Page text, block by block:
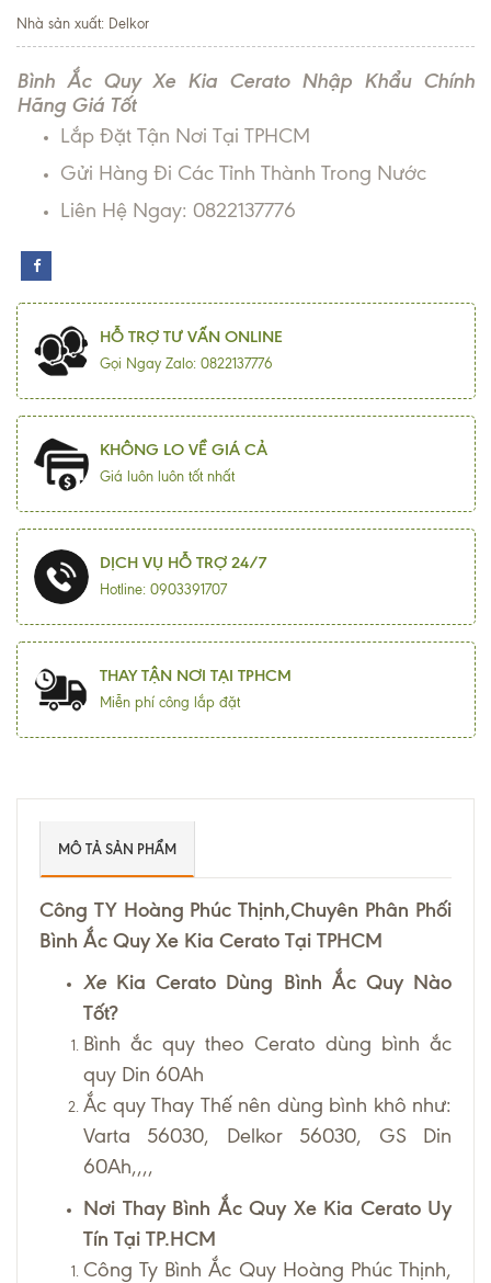
Nhà sản xuất: Delkor
Bình Ắc Quy Xe Kia Cerato Nhập Khẩu Chính
Hãng Giá Tốt
Lắp Đặt Tận Nơi Tại TPHCM
Gửi Hàng Đi Các Tỉnh Thành Trong Nước
Liên Hệ Ngay: 0822137776
HỖ TRỢ TƯ VẤN ONLINE
Gọi Ngay Zalo: 0822137776
KHÔNG LO VỀ GIÁ CẢ
Giá luôn luôn tốt nhất
DỊCH VỤ HỖ TRỢ 24/7
Hotline: 0903391707
THAY TẬN NƠI TẠI TPHCM
Miễn phí công lắp đặt
MÔ TẢ SẢN PHẨM
Công TY Hoàng Phúc Thịnh,Chuyên Phân Phối
Bình Ắc Quy Xe Kia Cerato Tại TPHCM
Xe Kia Cerato Dùng Bình Ắc Quy Nào
Tốt?
Bình ắc quy theo Cerato dùng bình ắc
quy Din 60Ah
Ắc quy Thay Thế nên dùng bình khô như:
Varta 56030, Delkor 56030, GS Din
60Ah,,,,
Nơi Thay Bình Ắc Quy Xe Kia Cerato Uy
Tín Tại TP.HCM
Công Ty Bình Ắc Quy Hoàng Phúc Thịnh,